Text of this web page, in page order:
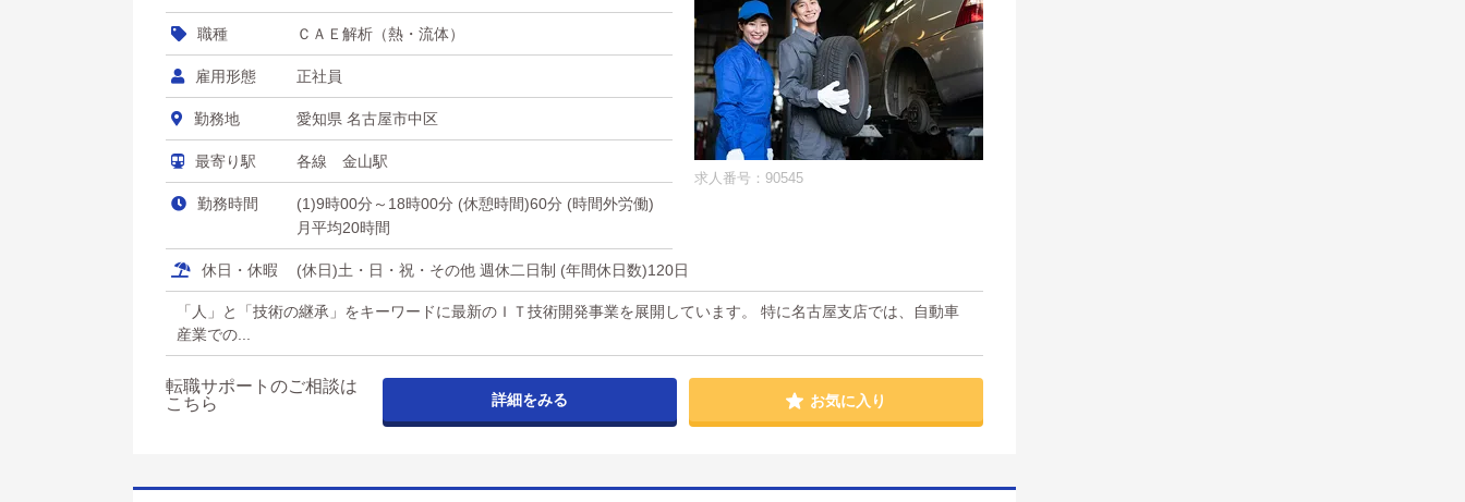
求人番号：90545
職種 ＣＡＥ解析（熱・流体）
雇用形態 正社員
勤務地 愛知県 名古屋市中区
最寄り駅 各線 金山駅
勤務時間
(1)9時00分～18時00分 (休憩時間)60分 (時間外労働)
月平均20時間
休日・休暇 (休日)土・日・祝・その他 週休二日制 (年間休日数)120日
「人」と「技術の継承」をキーワードに最新のＩＴ技術開発事業を展開しています。 特に名古屋支店では、自動車
産業での...
転職サポートのご相談は
こちら
詳細をみる お気に入り